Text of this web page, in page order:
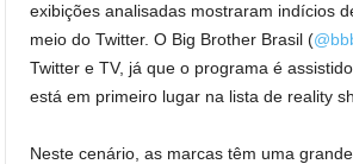
exibições analisadas mostraram indícios
meio do Twitter. O Big Brother Brasil (
Twitter e TV, já que o programa é
está em primeiro lugar na lista de reality
Neste cenário, as marcas têm uma